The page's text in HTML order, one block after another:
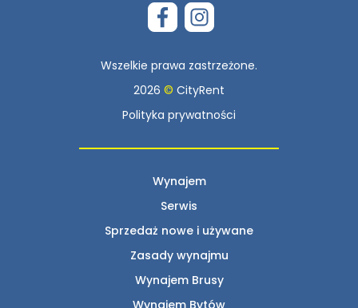
Wszelkie prawa zastrzeżone.
2026 © CityRent
Polityka prywatności
Wynajem
Serwis
Sprzedaż nowe i używane
Zasady wynajmu
Wynajem Brusy
Wynajem Bytów